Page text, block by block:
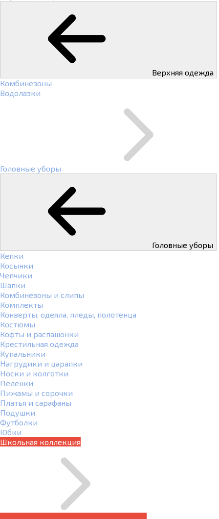
Верхняя одежда
Комбинезоны
Водолазки
Головные уборы
Головные уборы
Кепки
Косынки
Чепчики
Шапки
Комбинезоны и слипы
Комплекты
Конверты, одеяла, пледы, полотенца
Костюмы
Кофты и распашонки
Крестильная одежда
Купальники
Нагрудики и царапки
Носки и колготки
Пеленки
Пижамы и сорочки
Платья и сарафаны
Подушки
Футболки
Юбки
Школьная коллекция